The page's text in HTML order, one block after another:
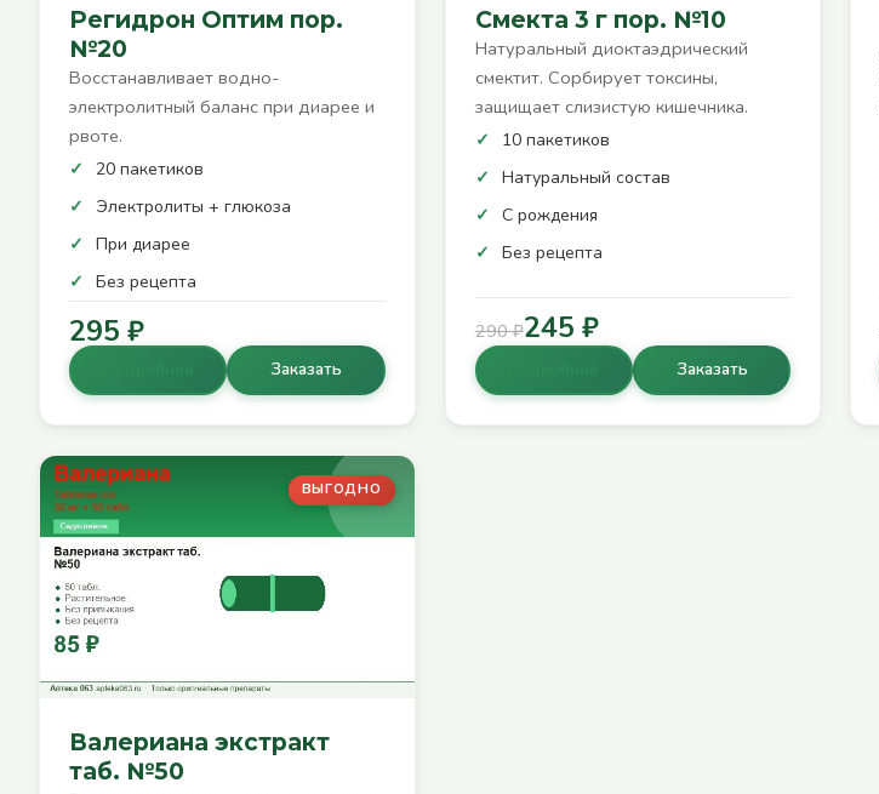
Регидрон Оптим пор.
№20
Восстанавливает водно-
электролитный баланс при диарее и
рвоте.
20 пакетиков
Электролиты + глюкоза
При диарее
Без рецепта
295 ₽
Заказать
Смекта 3 г пор. №10
Натуральный диоктаэдрический
смектит. Сорбирует токсины,
защищает слизистую кишечника.
10 пакетиков
Натуральный состав
С рождения
Без рецепта
290 ₽245 ₽
Заказать
ВЫГОДНО
Валериана экстракт
таб. №50